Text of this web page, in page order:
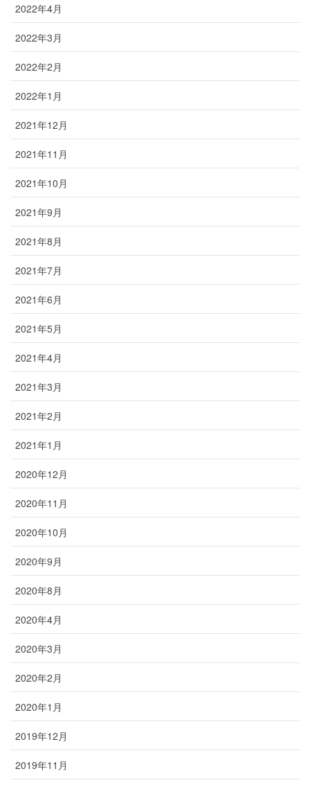
2022年4月
2022年3月
2022年2月
2022年1月
2021年12月
2021年11月
2021年10月
2021年9月
2021年8月
2021年7月
2021年6月
2021年5月
2021年4月
2021年3月
2021年2月
2021年1月
2020年12月
2020年11月
2020年10月
2020年9月
2020年8月
2020年4月
2020年3月
2020年2月
2020年1月
2019年12月
2019年11月